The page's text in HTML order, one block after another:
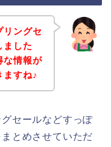
リングセ
ました
な情報が
すね♪
セールなどすっぽ
とめさせていただ